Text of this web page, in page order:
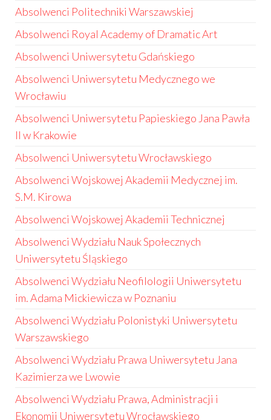
Absolwenci Politechniki Warszawskiej
Absolwenci Royal Academy of Dramatic Art
Absolwenci Uniwersytetu Gdańskiego
Absolwenci Uniwersytetu Medycznego we
Wrocławiu
Absolwenci Uniwersytetu Papieskiego Jana Pawła
II w Krakowie
Absolwenci Uniwersytetu Wrocławskiego
Absolwenci Wojskowej Akademii Medycznej im.
S.M. Kirowa
Absolwenci Wojskowej Akademii Technicznej
Absolwenci Wydziału Nauk Społecznych
Uniwersytetu Śląskiego
Absolwenci Wydziału Neofilologii Uniwersytetu
im. Adama Mickiewicza w Poznaniu
Absolwenci Wydziału Polonistyki Uniwersytetu
Warszawskiego
Absolwenci Wydziału Prawa Uniwersytetu Jana
Kazimierza we Lwowie
Absolwenci Wydziału Prawa, Administracji i
Ekonomii Uniwersytetu Wrocławskiego